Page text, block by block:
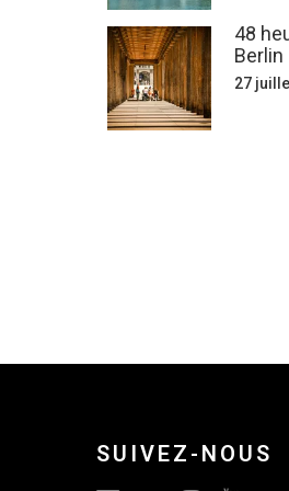
48
Berlin
27
SUIVEZ-NOUS